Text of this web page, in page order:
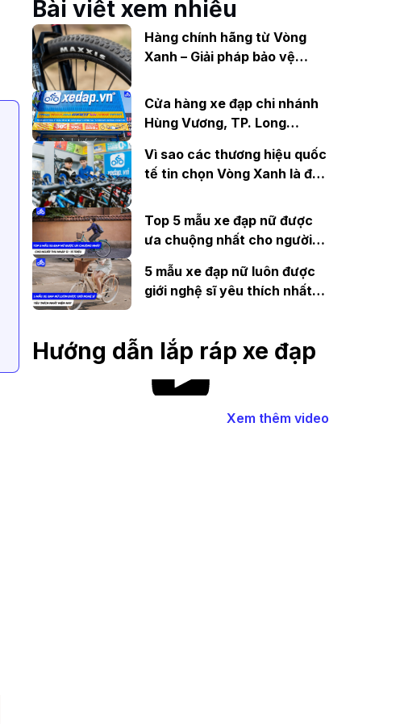
Bài viết xem nhiều
Hàng chính hãng từ Vòng
Xanh – Giải pháp bảo vệ
Maxxis giả, nhái
Cửa hàng xe đạp chi nhánh
Hùng Vương, TP. Long
Vì sao các thương hiệu quốc
tế tin chọn Vòng Xanh là đối
Top 5 mẫu xe đạp nữ được
ưa chuộng nhất cho người
5 mẫu xe đạp nữ luôn được
giới nghệ sĩ yêu thích nhất
Hướng dẫn lắp ráp xe đạp
Xem thêm video